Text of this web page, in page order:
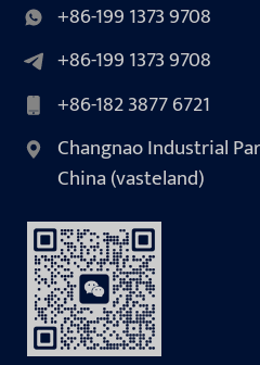
+86-199 1373 9708
+86-199 1373 9708
+86-182 3877 6721
Changnao Industrial
China (vasteland)